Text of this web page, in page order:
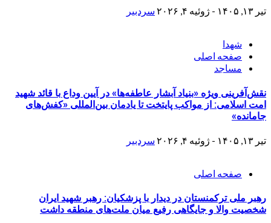
تیر ۱۳, ۱۴۰۵ - ژوئیه ۴, ۲۰۲۶ سردبیر
شهدا
صفحه اصلی
مساجد
نقش‌آفرینی ویژه «بنیاد آبشار عاطفه‌ها» در آیین وداع با قائد شهید
امت اسلامی: از مواکب پایتخت تا یادمان بین‌المللی «کفش‌های
جامانده»
تیر ۱۳, ۱۴۰۵ - ژوئیه ۴, ۲۰۲۶ سردبیر
صفحه اصلی
رهبر ملی ترکمنستان در دیدار با پزشکیان: رهبر شهید ایران
شخصیت والا و جایگاهی رفیع میان ملت‌های منطقه داشت